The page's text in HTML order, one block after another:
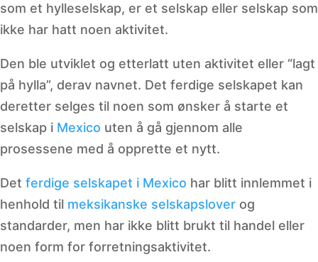
som et hylleselskap, er et selskap eller selskap som
ikke har hatt noen aktivitet.
Den ble utviklet og etterlatt uten aktivitet eller “lagt
på hylla”, derav navnet. Det ferdige selskapet kan
deretter selges til noen som ønsker å starte et
selskap i Mexico uten å gå gjennom alle
prosessene med å opprette et nytt.
Det ferdige selskapet i Mexico har blitt innlemmet i
henhold til meksikanske selskapslover og
standarder, men har ikke blitt brukt til handel eller
noen form for forretningsaktivitet.